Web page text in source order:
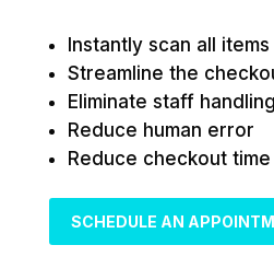
Instantly scan all items
Streamline the
Eliminate staff handling
Reduce human error
Reduce checkout time
SCHEDULE AN